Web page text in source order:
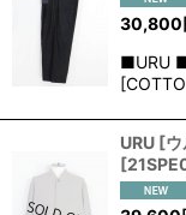
30,800
■URU
URU [
[